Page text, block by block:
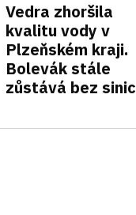
Vedra zhoršila
kvalitu vody v
Plzeňském kraji.
Bolevák stále
zůstává bez sinic